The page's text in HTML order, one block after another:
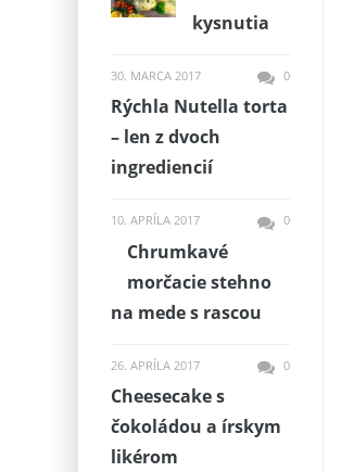
kysnutia
30. MARCA 2017 0
Rýchla Nutella torta
– len z dvoch
ingrediencií
10. APRÍLA 2017 0
Chrumkavé
morčacie stehno
na mede s rascou
26. APRÍLA 2017 0
Cheesecake s
čokoládou a írskym
likérom